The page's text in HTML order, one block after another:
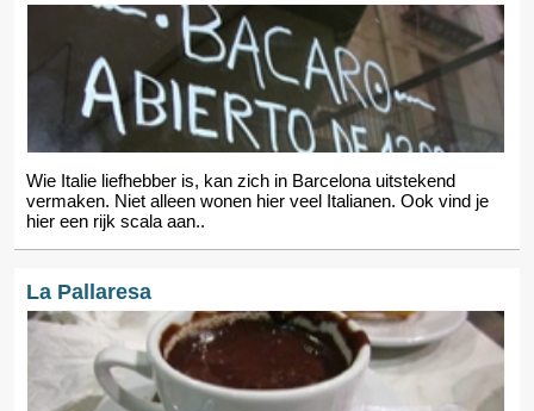
Wie Italie liefhebber is, kan zich in Barcelona uitstekend
vermaken. Niet alleen wonen hier veel Italianen. Ook vind je
hier een rijk scala aan..
La Pallaresa